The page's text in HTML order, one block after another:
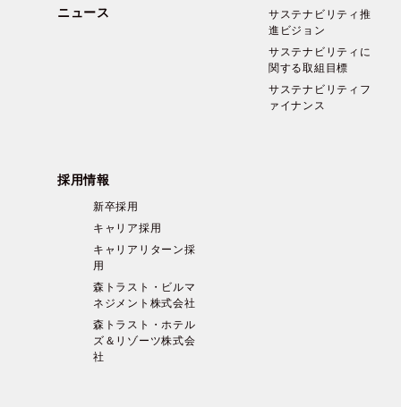
ニュース
サステナビリティ推
進ビジョン
サステナビリティに
関する取組目標
サステナビリティフ
ァイナンス
採用情報
新卒採用
キャリア採用
キャリアリターン採
用
森トラスト・ビルマ
ネジメント株式会社
森トラスト・ホテル
ズ＆リゾーツ株式会
社